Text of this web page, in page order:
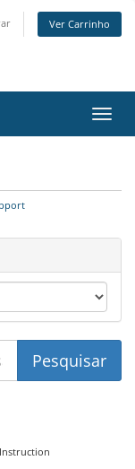
Ver Carrinho